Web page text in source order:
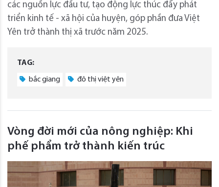
các nguồn lực đầu tư, tạo động lực thúc đẩy phát
triển kinh tế - xã hội của huyện, góp phần đưa Việt
Yên trở thành thị xã trước năm 2025.
TAG:
bắc giang đô thị việt yên
Vòng đời mới của nông nghiệp: Khi
phế phẩm trở thành kiến trúc